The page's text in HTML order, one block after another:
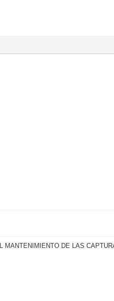
MANTENIMIENTO DE LAS